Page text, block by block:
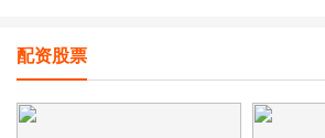
配资股票